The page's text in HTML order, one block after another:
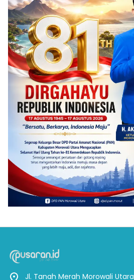
Jl. Tanah Merah Morowali Utara